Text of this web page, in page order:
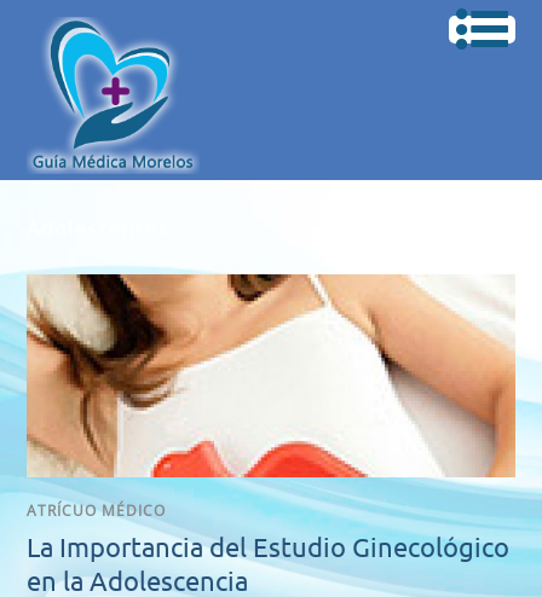
ATRÍCUO MÉDICO
La Importancia del Estudio Ginecológico
en la Adolescencia